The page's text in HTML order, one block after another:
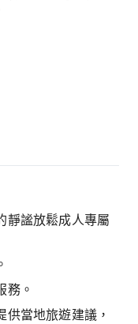
靜謐放鬆成人專屬
務。
當地旅遊建議，